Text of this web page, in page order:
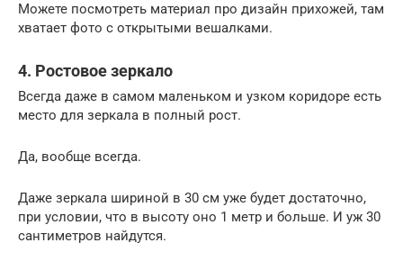
Можете посмотреть материал про дизайн прихожей, там
хватает фото с открытыми вешалками.
4. Ростовое зеркало
Всегда даже в самом маленьком и узком коридоре есть
место для зеркала в полный рост.
Да, вообще всегда.
Даже зеркала шириной в 30 см уже будет достаточно,
при условии, что в высоту оно 1 метр и больше. И уж 30
сантиметров найдутся.